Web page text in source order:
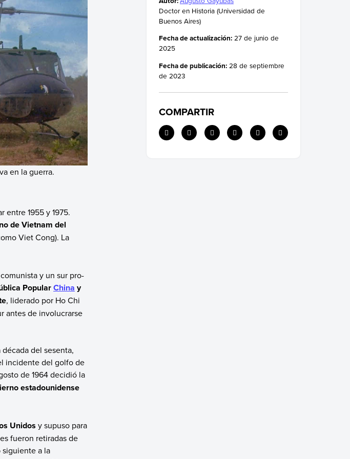
en la guerra.
1955 y 1975.
de Vietnam del
Viet Cong). La
y un sur pro-
PopularChina y
, liderado por Ho Chi
antes de involucrarse
del sesenta,
incidente del golfo de
de 1964 decidió la
estadounidense
Unidos y supuso para
fueron retiradas de
a la
El acuerdo de paz de París (1973)
Doctor en Historia (Universidad de
Buenos Aires)
Fecha de actualización: 27 de junio de
2025
Fecha de publicación: 28 de septiembre
de 2023
COMPARTIR